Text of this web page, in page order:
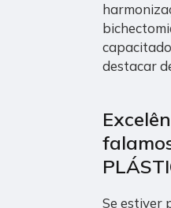
destacar
Se estiver